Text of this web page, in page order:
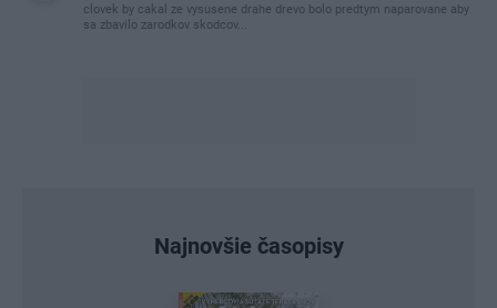
clovek by cakal ze vysusene drahe drevo bolo predtym naparovane aby
sa zbavilo zarodkov skodcov...
Najnovšie časopisy